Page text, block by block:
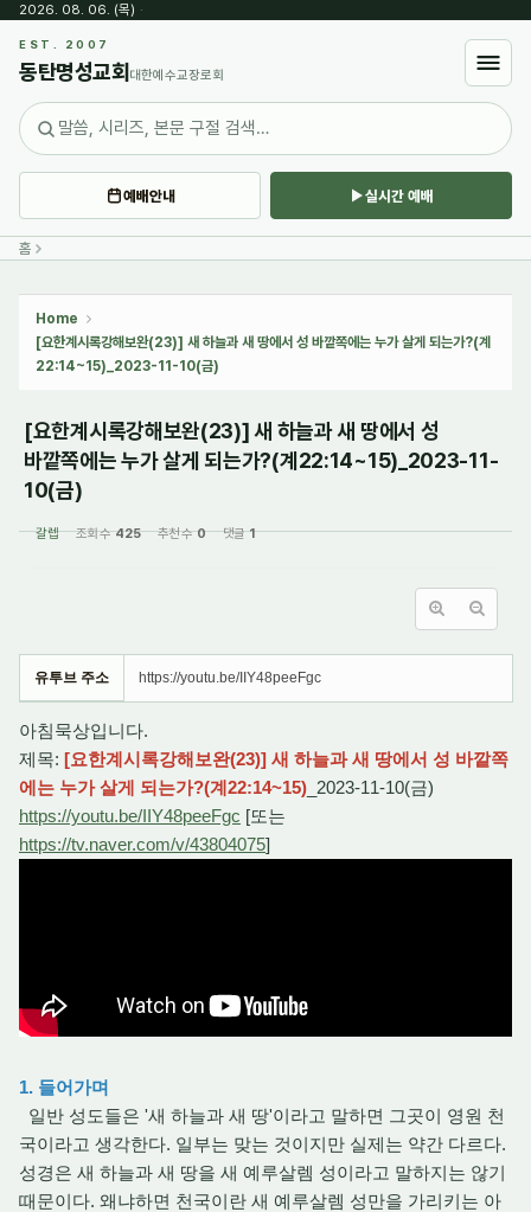
2026. 08. 06. (목) ·
EST. 2007
동탄명성교회 대한예수교장로회
예배안내 실시간 예배
홈
Home
[요한계시록강해보완(23)] 새 하늘과 새 땅에서 성 바깥쪽에는 누가 살게 되는가?(계
22:14~15)_2023-11-10(금)
[요한계시록강해보완(23)] 새 하늘과 새 땅에서 성
바깥쪽에는 누가 살게 되는가?(계22:14~15)_2023-11-
10(금)
갈렙 조회 수425 추천 수0 댓글1
유투브 주소 https://youtu.be/IIY48peeFgc
아침묵상입니다.
제목: [요한계시록강해보완(23)] 새 하늘과 새 땅에서 성 바깥쪽
에는 누가 살게 되는가?(계22:14~15) _2023-11-10(금)
https://youtu.be/IIY48peeFgc [또는
https://tv.naver.com/v/43804075]
1. 들어가며
일반 성도들은 '새 하늘과 새 땅'이라고 말하면 그곳이 영원 천
국이라고 생각한다. 일부는 맞는 것이지만 실제는 약간 다르다.
성경은 새 하늘과 새 땅을 새 예루살렘 성이라고 말하지는 않기
때문이다. 왜냐하면 천국이란 새 예루살렘 성만을 가리키는 아
Sketchbook5, 스케치북5
Sketchbook5, 스케치북5